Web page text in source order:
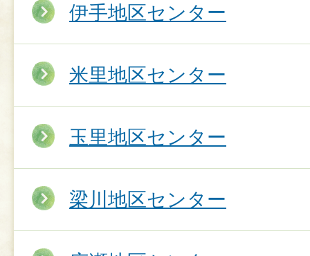
伊手地区センター
米里地区センター
玉里地区センター
梁川地区センター